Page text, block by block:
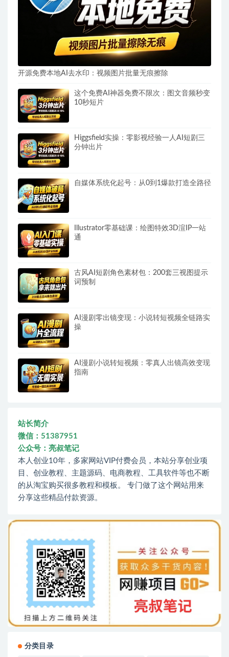
开源免费本地AI去水印：视频图片批量无痕擦除
这个免费AI神器免费不限次：图文音频秒变
10秒短片
Higgsfield实操：零影视经验一人AI短剧三
分钟出片
自媒体系统化起号：从0到1爆款打造全路径
Illustrator零基础课：绘图特效3D渲IP一站
通
古风AI短剧角色素材包：200套三视图提示
词预制
AI漫剧零出镜变现：小说转短视频全链路实
操
AI漫剧小说转短视频：零真人出镜高效变现
指南
站长简介
微信：51387951
公众号：亮叔笔记
本人创业10年，多家网站VIP付费会员，本站分享创业项
目、创业教程、主题源码、电商教程、工具软件等也不断
的从淘宝购买很多教程和模板。 专门做了这个网站用来
分享这些精品付款资源。
分类目录